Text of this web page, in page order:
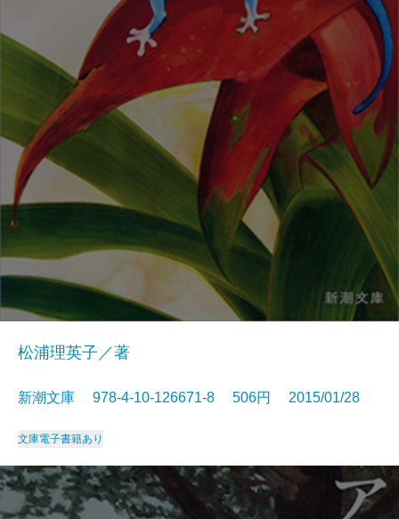
松浦理英子／著
新潮文庫 978-4-10-126671-8 506円 2015/01/28
文庫電子書籍あり